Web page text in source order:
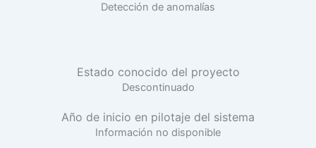
Detección de anomalías
Estado conocido del proyecto
Descontinuado
Año de inicio en pilotaje del sistema
Información no disponible